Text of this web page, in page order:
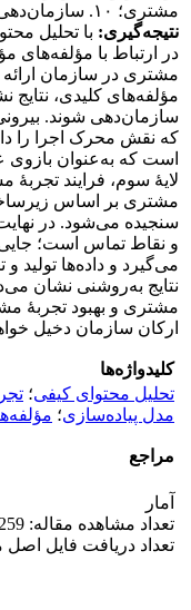
مشتری؛ ۱۰. سازمان‌دهی و مدیریت تعامل با مشتری.
نتیجه‌گیری: با تحلیل
در ارتباط با مؤلفه‌های
مشتری در سازمان
مؤلفه‌های کلیدی، نتایج
سازمان‌دهی شوند.
که نقش محرک اجرا را
است که به‌عنوان بازوی
لایۀ سوم، فرایند
مشتری بر اساس
سنجیده می‌شود. در
و نقاط تماس است؛
می‌گیرد و داده‌ها تولید و
نتایج به‌روشنی نشان
مشتری و بهبود تجربۀ
ارکان سازمان دخیل
کلیدواژه‌ها
تحلیل محتوای کیفی؛
مدل پیاده‌سازی؛
مراجع
آمار
تعداد مشاهده مقاله: 2,259
تعداد دریافت فایل اصل